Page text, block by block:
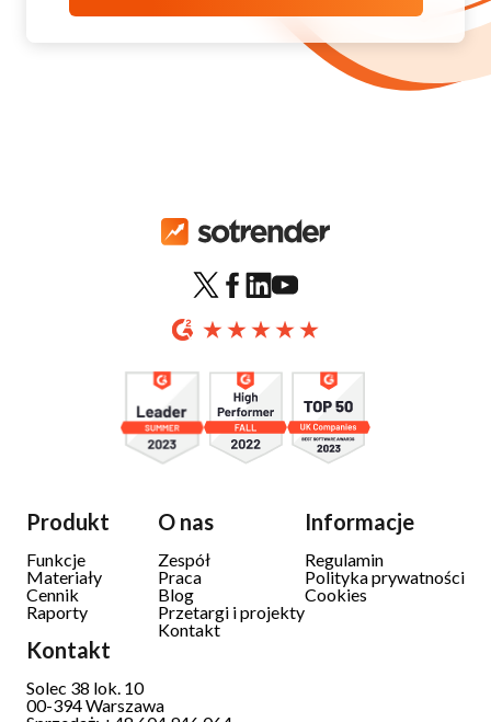
Produkt
Funkcje
Materiały
Cennik
Raporty
O nas
Zespół
Praca
Blog
Przetargi i projekty
Kontakt
Informacje
Regulamin
Polityka prywatności
Cookies
Kontakt
Solec 38 lok. 10
00-394 Warszawa